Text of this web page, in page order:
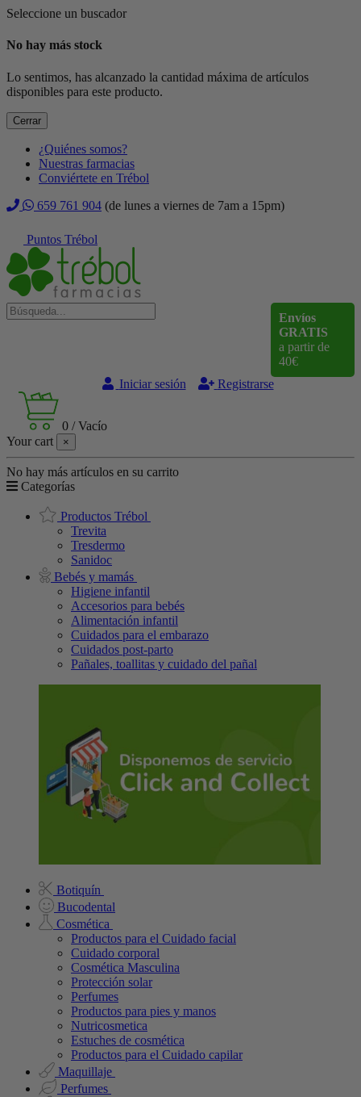
Seleccione un buscador
No hay más stock
Lo sentimos, has alcanzado la cantidad máxima de artículos
disponibles para este producto.
Cerrar
¿Quiénes somos?
Nuestras farmacias
Conviértete en Trébol
659 761 904 (de lunes a viernes de 7am a 15pm)
Puntos Trébol
Envíos
GRATIS
a partir de
40€
Iniciar sesión
Registrarse
0 /Vacío
Your cart
×
No hay más artículos en su carrito
Categorías
Productos Trébol
Trevita
Tresdermo
Sanidoc
Bebés y mamás
Higiene infantil
Accesorios para bebés
Alimentación infantil
Cuidados para el embarazo
Cuidados post-parto
Pañales, toallitas y cuidado del pañal
Botiquín
Bucodental
Cosmética
Productos para el Cuidado facial
Cuidado corporal
Cosmética Masculina
Protección solar
Perfumes
Productos para pies y manos
Nutricosmetica
Estuches de cosmética
Productos para el Cuidado capilar
Maquillaje
Perfumes